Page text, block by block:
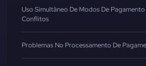
Uso Simultâneo De Modos De
Conflitos
Problemas No Processamento De